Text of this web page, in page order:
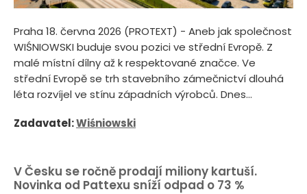
Praha 18. června 2026 (PROTEXT) - Aneb jak společnost
WIŚNIOWSKI buduje svou pozici ve střední Evropě. Z
malé místní dílny až k respektované značce. Ve
střední Evropě se trh stavebního zámečnictví dlouhá
léta rozvíjel ve stínu západních výrobců. Dnes...
Zadavatel:Wiśniowski
V Česku se ročně prodají miliony kartuší.
Novinka od Pattexu sníží odpad o 73 %